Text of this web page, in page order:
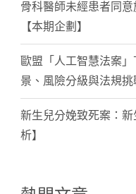
骨科醫師未經患者同
【本期企劃】
歐盟「人工智慧法案
景、風險分級與法規挑
新生兒分娩致死案：
析】